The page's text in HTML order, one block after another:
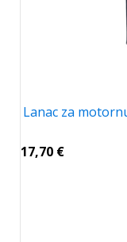
Lanac za
17,70 €